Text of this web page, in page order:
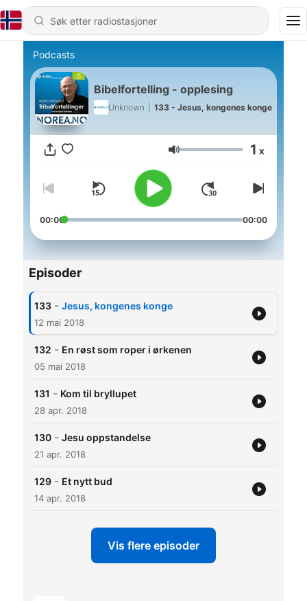
Podcasts
Bibelfortelling - opplesing
Unknown 133 - Jesus, kongenes konge
Volum 1 x
00:00 00:00
Episoder
133 - Jesus, kongenes konge
12 mai 2018
132 - En røst som roper i ørkenen
05 mai 2018
131 - Kom til bryllupet
28 apr. 2018
130 - Jesu oppstandelse
21 apr. 2018
129 - Et nytt bud
14 apr. 2018
Vis flere episoder